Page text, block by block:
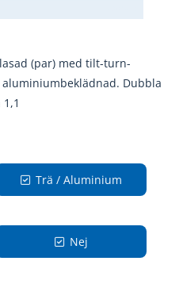
(par) med tilt-turn-
Dubbla
Trä / Aluminium
Nej